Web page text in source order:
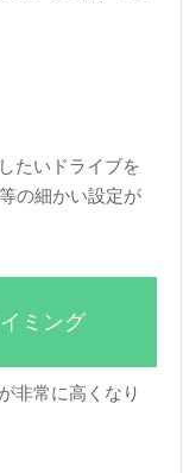
たいドライブを
の細かい設定が
ミング
非常に高くなり